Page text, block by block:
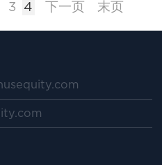
3 4 下一页 末页